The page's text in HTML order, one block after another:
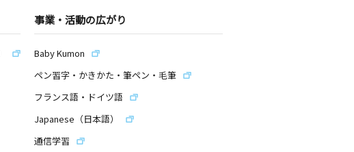
事業・活動の広がり
Baby Kumon
ペン習字・かきかた・筆ペン・毛筆
フランス語・ドイツ語
Japanese（日本語）
通信学習